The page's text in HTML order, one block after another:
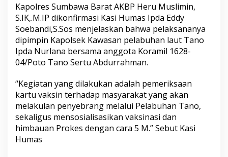
Kapolres Sumbawa Barat AKBP Heru Muslimin,
S.IK,.M.IP dikonfirmasi Kasi Humas Ipda Eddy
Soebandi,S.Sos menjelaskan bahwa pelaksananya
dipimpin Kapolsek Kawasan pelabuhan laut Tano
Ipda Nurlana bersama anggota Koramil 1628-
04/Poto Tano Sertu Abdurrahman.
“Kegiatan yang dilakukan adalah pemeriksaan
kartu vaksin terhadap masyarakat yang akan
melakulan penyebrang melalui Pelabuhan Tano,
sekaligus mensosialisasikan vaksinasi dan
himbauan Prokes dengan cara 5 M.” Sebut Kasi
Humas